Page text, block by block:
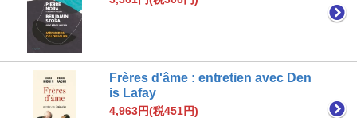
Frères d'âme : entretien avec Den
is Lafay
4,963円(税451円)